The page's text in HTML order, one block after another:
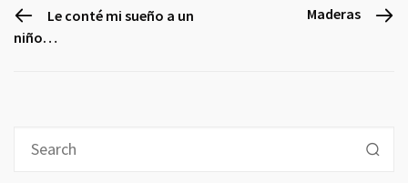
PREVIOUS POST
Le conté mi sueño a un
niño…
Maderas